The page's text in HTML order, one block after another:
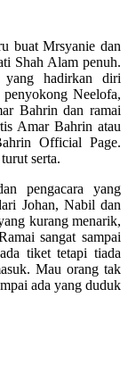
buat Mrsyanie dan
Shah Alam penuh.
yang hadirkan diri
Neelofa,
Bahrin dan ramai
Amar Bahrin atau
Official Page.
serta.
pengacara yang
Johan, Nabil dan
kurang menarik,
sangat sampai
tiket tetapi tiada
Mau orang tak
ada yang duduk